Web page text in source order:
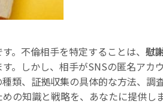
す。不倫相手を特定することは、 慰
。しかし、相手がSNSの匿名アカ
類、証拠収集の具体的な方法、調
の知識と戦略を、あなたに提供しま